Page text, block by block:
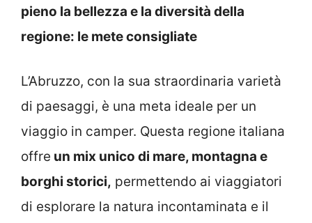
pieno la bellezza e la diversità della
regione: le mete consigliate
L’Abruzzo, con la sua straordinaria varietà
di paesaggi, è una meta ideale per un
viaggio in camper. Questa regione italiana
offre un mix unico di mare, montagna e
borghi storici, permettendo ai viaggiatori
di esplorare la natura incontaminata e il